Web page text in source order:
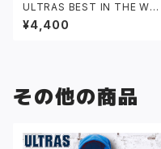
ULTRAS BEST IN THE WOR
LD Tシャツ ブルー
¥4,400
その他の商品